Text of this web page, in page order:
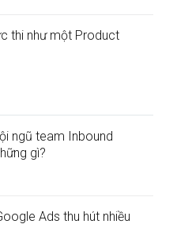
thi như một Product
ngũ team Inbound
gì?
Ads thu hút nhiều